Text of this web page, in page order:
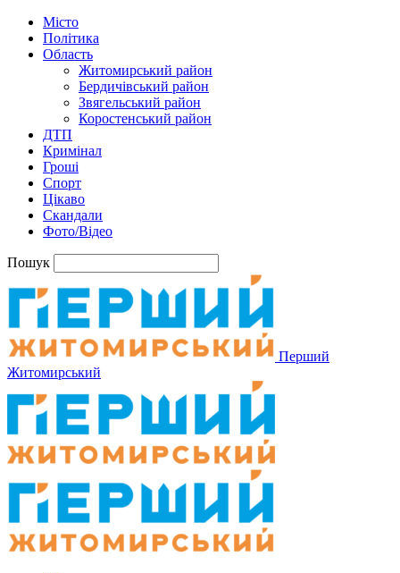
Місто
Політика
Область
Житомирський район
Бердичівський район
Звягельський район
Коростенський район
ДТП
Кримінал
Гроші
Спорт
Цікаво
Скандали
Фото/Відео
Пошук
Перший
Житомирський